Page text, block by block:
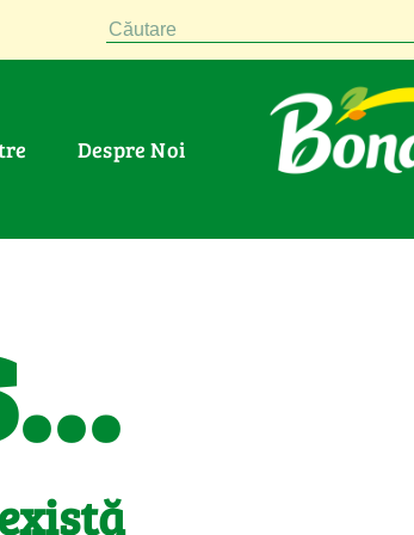
Căutare
Despre Noi